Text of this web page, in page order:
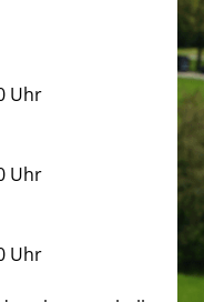
Uhr
Uhr
Uhr